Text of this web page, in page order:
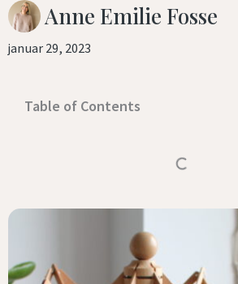
Anne Emilie Fosse
januar 29, 2023
Table of Contents